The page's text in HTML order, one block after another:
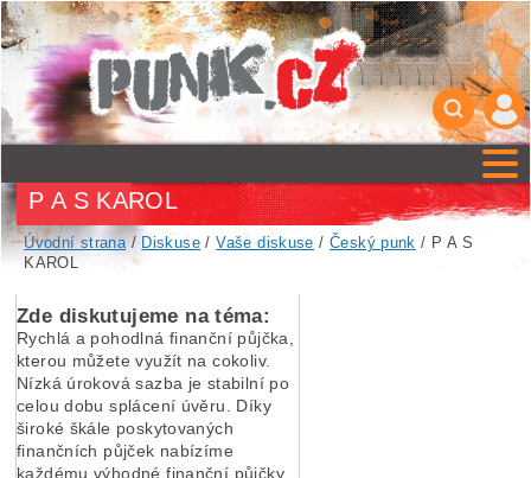
P A S KAROL
Úvodní strana/ Diskuse /Vaše diskuse / Český punk / P A S
KAROL
Zde diskutujeme na téma:
Rychlá a pohodlná finanční půjčka,
kterou můžete využít na cokoliv.
Nízká úroková sazba je stabilní po
celou dobu splácení úvěru. Díky
široké škále poskytovaných
finančních půjček nabízíme
každému výhodné finanční půjčky